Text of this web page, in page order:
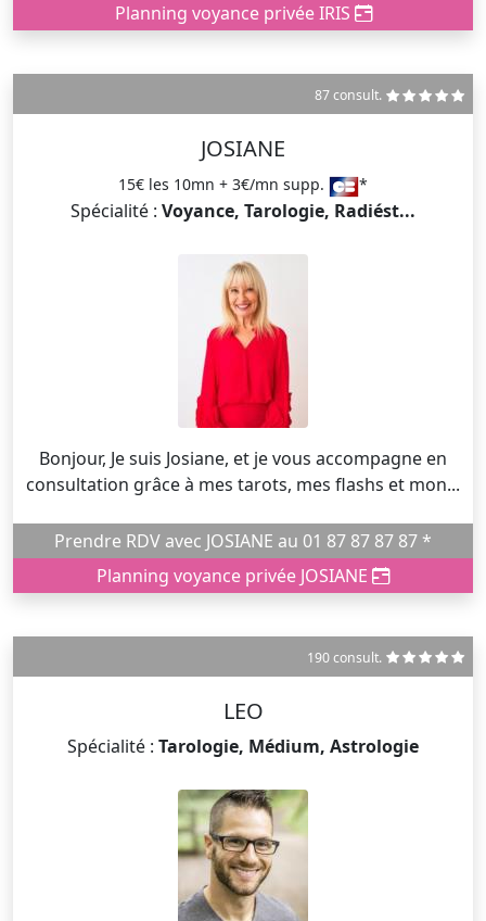
Planning voyance privée IRIS
87 consult.
JOSIANE
15€ les 10mn + 3€/mn supp. *
Spécialité : Voyance, Tarologie, Radiést...
Bonjour, Je suis Josiane, et je vous accompagne en
consultation grâce à mes tarots, mes flashs et mon...
Prendre RDV avec JOSIANE au 01 87 87 87 87 *
Planning voyance privée JOSIANE
190 consult.
LEO
Spécialité : Tarologie, Médium, Astrologie